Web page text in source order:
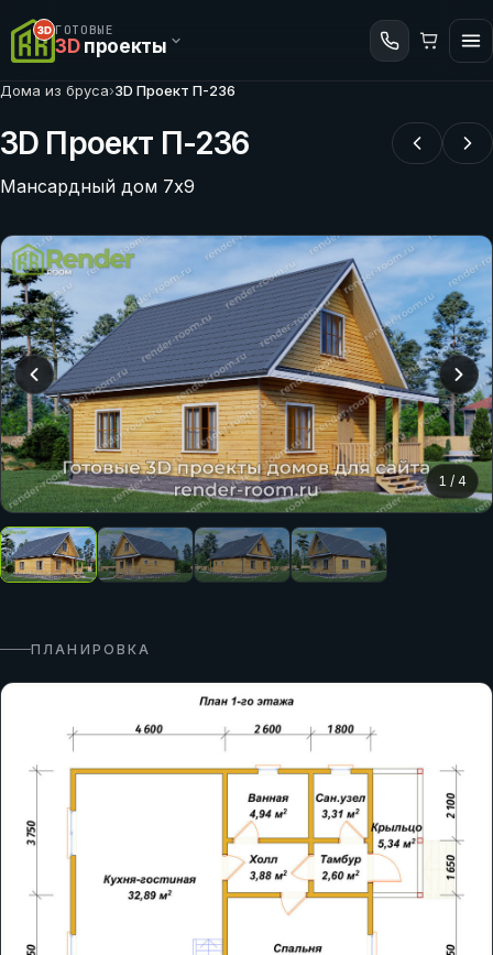
ГОТОВЫЕ
3Dпроекты
Дома из бруса›3D Проект П-236
3D Проект П-236
Мансардный дом 7х9
1 / 4
ПЛАНИРОВКА